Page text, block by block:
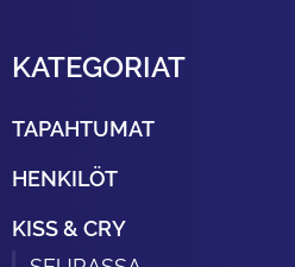
KATEGORIAT
TAPAHTUMAT
HENKILÖT
KISS & CRY